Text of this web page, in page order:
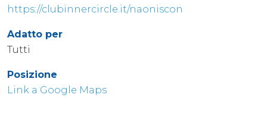
https://clubinnercircle.it/naoniscon
Adatto per
Tutti
Posizione
Link a Google Maps